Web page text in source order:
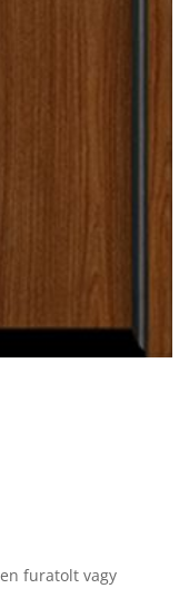
furatolt vagy